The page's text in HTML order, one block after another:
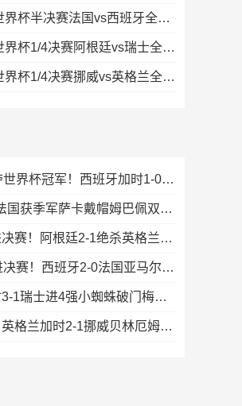
07月15日世界杯半决赛法国vs西班牙全场录像
07月12日世界杯1/4决赛阿根廷vs瑞士全场录像
07月12日世界杯1/4决赛挪威vs英格兰全场录像
时隔16年夺世界杯冠军！西班牙加时1-0阿根廷费兰制胜恩佐染红
英格兰6-4法国获季军萨卡戴帽姆巴佩双响创纪录奥利塞2助+失良机
连续两届进决赛！阿根廷2-1绝杀英格兰劳塔罗恩佐破门梅西两助攻
时隔16年进决赛！西班牙2-0法国亚马尔造点奥亚萨瓦尔、波罗破门
阿根廷加时3-1瑞士进4强小蜘蛛破门梅西助攻麦卡恩博洛假摔染红
晋级四强！英格兰加时2-1挪威贝林厄姆连场双响谢尔德鲁普破门